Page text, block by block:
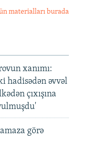
materialları burada
xanımı:
hadisədən əvvəl
çıxışına
görə